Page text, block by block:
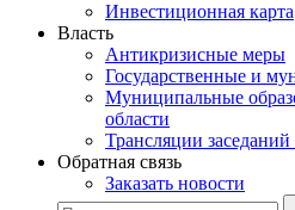
Инвестиционная карта
Власть
Антикризисные меры
Государственные и
Муниципальные
области
Трансляции заседаний
Обратная связь
Заказать новости